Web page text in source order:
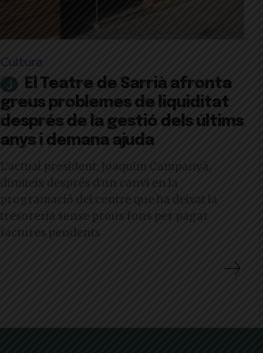
Cultura
El Teatre de Sarrià afronta
greus problemes de liquiditat
després de la gestió dels últims
anys i demana ajuda
L'actual president, Joaquim Campanyà,
dimiteix després d'un canvi en la
programació del centre que ha deixat la
tresoreria sense prous fons per pagar
factures pendents